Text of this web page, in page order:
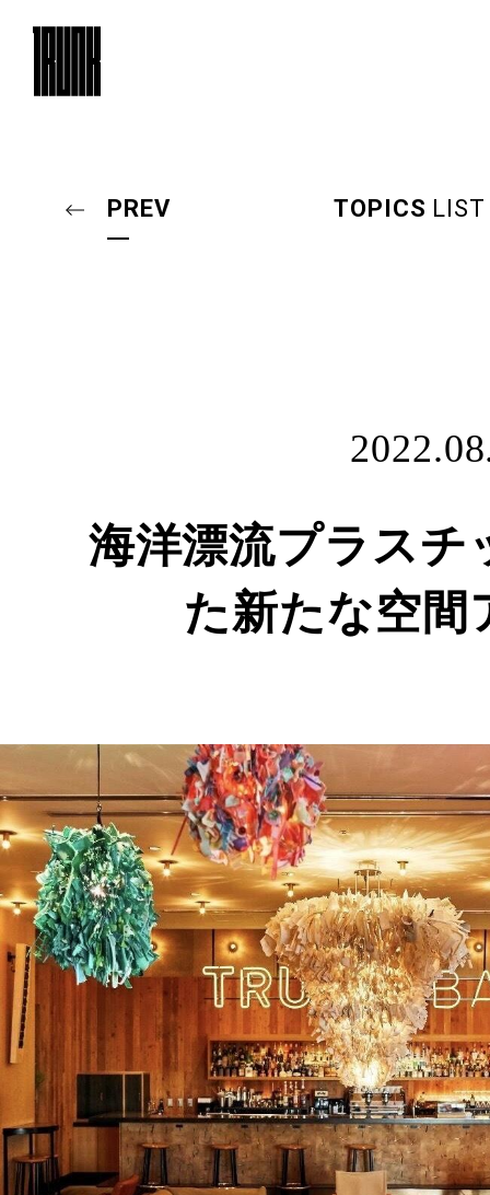
TRUNK （HOTEL）
イベントアーカイブ
TRUNK（STAY）
RESERVATION
ROOM & FLIGHTS
宿泊+航空券
GUEST ROOMS
CONCEPT
コンセプト
INTERIOR
インテリア
ACTIVITIES
アクティビティ
インフォメーション
雰囲気
TRUNK（KUSHI）
INFORMATION
インフォメーション
CONCEPT
コンセプト
TRUNK（STORE）
TRUNK（ONLINE
PREV TOPICS LIST
海洋漂流プラスチ
た新たな空間